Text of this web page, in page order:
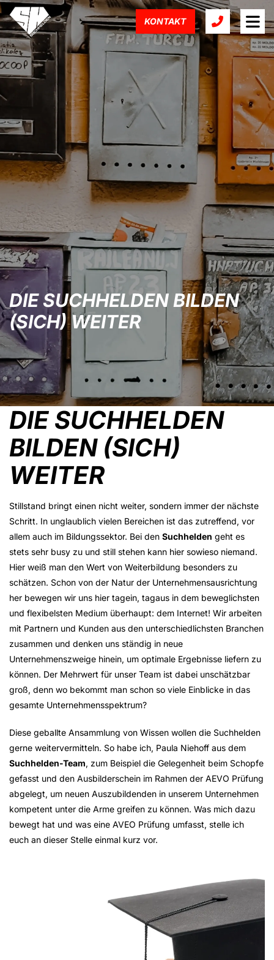
KONTAKT
DIE SUCHHELDEN BILDEN
(SICH) WEITER
DIE SUCHHELDEN
BILDEN (SICH)
WEITER
Stillstand bringt einen nicht weiter, sondern immer der nächste
Schritt. In unglaublich vielen Bereichen ist das zutreffend, vor
allem auch im Bildungssektor. Bei den Suchhelden geht es
stets sehr busy zu und still stehen kann hier sowieso niemand.
Hier weiß man den Wert von Weiterbildung besonders zu
schätzen. Schon von der Natur der Unternehmensausrichtung
her bewegen wir uns hier tagein, tagaus in dem beweglichsten
und flexibelsten Medium überhaupt: dem Internet! Wir arbeiten
mit Partnern und Kunden aus den unterschiedlichsten Branchen
zusammen und denken uns ständig in neue
Unternehmenszweige hinein, um optimale Ergebnisse liefern zu
können. Der Mehrwert für unser Team ist dabei unschätzbar
groß, denn wo bekommt man schon so viele Einblicke in das
gesamte Unternehmensspektrum?
Diese geballte Ansammlung von Wissen wollen die Suchhelden
gerne weitervermitteln. So habe ich, Paula Niehoff aus dem
Suchhelden-Team, zum Beispiel die Gelegenheit beim Schopfe
gefasst und den Ausbilderschein im Rahmen der AEVO Prüfung
abgelegt, um neuen Auszubildenden in unserem Unternehmen
kompetent unter die Arme greifen zu können. Was mich dazu
bewegt hat und was eine AVEO Prüfung umfasst, stelle ich
euch an dieser Stelle einmal kurz vor.